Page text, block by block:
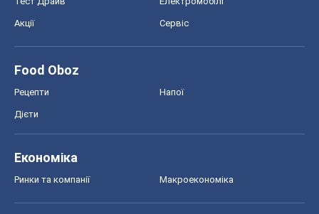
Акції Сервіс
Food Oboz
Рецепти Напої
Дієти
Економіка
Ринки та компанії Макроекономіка